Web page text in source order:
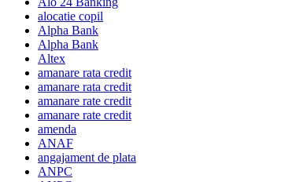
alocatie copil
Alpha Bank
Alpha Bank
Altex
amanare rata credit
amanare rata credit
amanare rate credit
amanare rate credit
amenda
ANAF
angajament de plata
ANPC